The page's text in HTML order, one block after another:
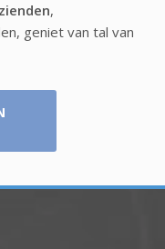
,
geniet van tal van